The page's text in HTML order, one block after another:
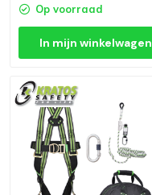
Op voorraad
In mijn winkelwagen